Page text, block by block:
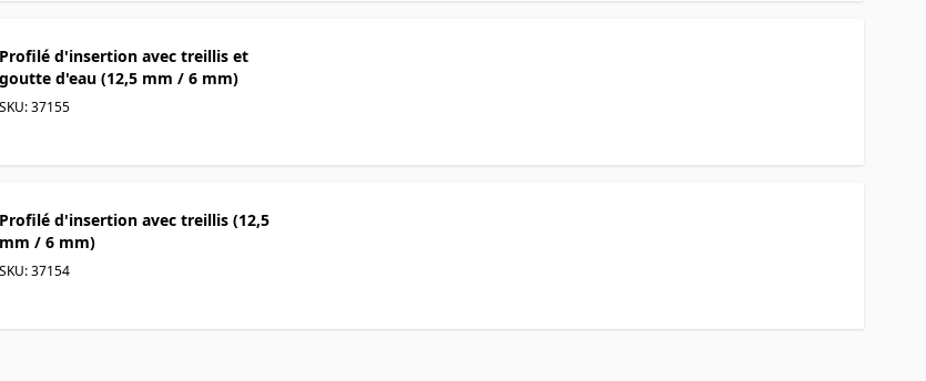
Profilé d'insertion avec treillis et
goutte d'eau (12,5 mm / 6 mm)
SKU: 37155
Profilé d'insertion avec treillis (12,5
mm / 6 mm)
SKU: 37154